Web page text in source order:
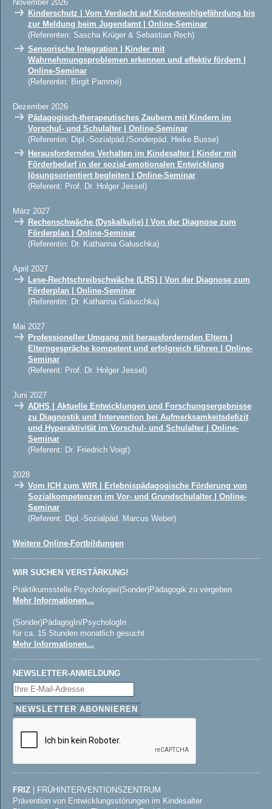
November 2026
Kinderschutz | Vom Verdacht auf Kindeswohlgefährdung bis
zur Meldung beim Jugendamt | Online-Seminar
(Referenten: Sascha Krüger & Sebastian Rech)
Sensorische Integration | Kinder mit
Wahrnehmungsproblemen erkennen und effektiv fördern |
Online-Seminar
(Referentin: Birgit Pammé)
Dezember 2026
Pädagogisch-therapeutisches Zaubern mit Kindern im
Vorschul- und Schulalter | Online-Seminar
(Referentin: Dipl.-Sozialpäd./Sonderpäd. Heike Busse)
Herausforderndes Verhalten im Kindesalter | Kinder mit
Förderbedarf in der sozial-emotionalen Entwicklung
lösungsorientiert begleiten | Online-Seminar
(Referent: Prof. Dr. Holger Jessel)
März 2027
Rechenschwäche (Dyskalkulie) | Von der Diagnose zum
Förderplan | Online-Seminar
(Referentin: Dr. Katharina Galuschka)
April 2027
Lese-Rechtschreibschwäche (LRS) | Von der Diagnose zum
Förderplan | Online-Seminar
(Referentin: Dr. Katharina Galuschka)
Mai 2027
Professioneller Umgang mit herausfordernden Eltern |
Elterngespräche kompetent und erfolgreich führen | Online-
Seminar
(Referent: Prof. Dr. Holger Jessel)
Juni 2027
ADHS | Aktuelle Entwicklungen und Forschungsergebnisse
zu Diagnostik und Intervention bei Aufmerksamkeitsdefizit
und Hyperaktivität im Vorschul- und Schulalter | Online-
Seminar
(Referent: Dr. Friedrich Voigt)
2028
Vom ICH zum WIR | Erlebnispädagogische Förderung von
Sozialkompetenzen im Vor- und Grundschulalter | Online-
Seminar
(Referent: Dipl.-Sozialpäd. Marcus Weber)
Weitere Online-Fortbildungen
WIR SUCHEN VERSTÄRKUNG!
Praktikumsstelle Psychologie/(Sonder)Pädagogik zu vergeben
Mehr Informationen...
(Sonder)PädagogIn/PsychologIn
für ca. 15 Stunden monatlich gesucht
Mehr Informationen...
NEWSLETTER-ANMELDUNG
FRIZ
| FRÜHINTERVENTIONSZENTRUM
Prävention von Entwicklungsstörungen im Kindesalter